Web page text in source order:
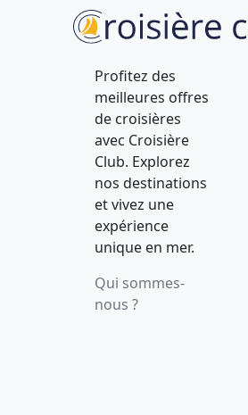
Profitez des
meilleures offres
de croisières
avec Croisière
Club. Explorez
nos destinations
et vivez une
expérience
unique en mer.
Qui sommes-
nous ?